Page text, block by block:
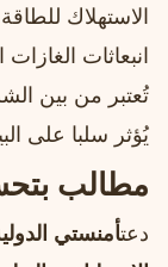
الاستهلاك
انبعاثات
تُعتبر من بين
يُؤثر سلبا على
مطالب
دعتأمنستي